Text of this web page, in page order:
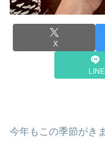
X
LINE
今年もこの季節がき